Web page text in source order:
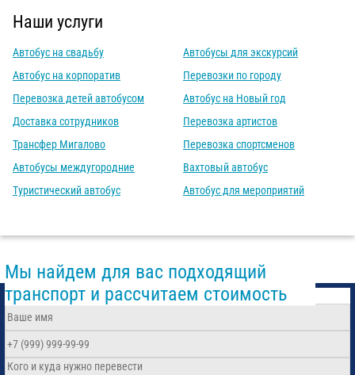
Наши услуги
Автобус на свадьбу
Автобус на корпоратив
Перевозка детей автобусом
Доставка сотрудников
Трансфер Мигалово
Автобусы междугородние
Туристический автобус
Автобусы для экскурсий
Перевозки по городу
Автобус на Новый год
Перевозка артистов
Перевозка спортсменов
Вахтовый автобус
Автобус для мероприятий
Мы найдем для вас подходящий
транспорт и рассчитаем стоимость